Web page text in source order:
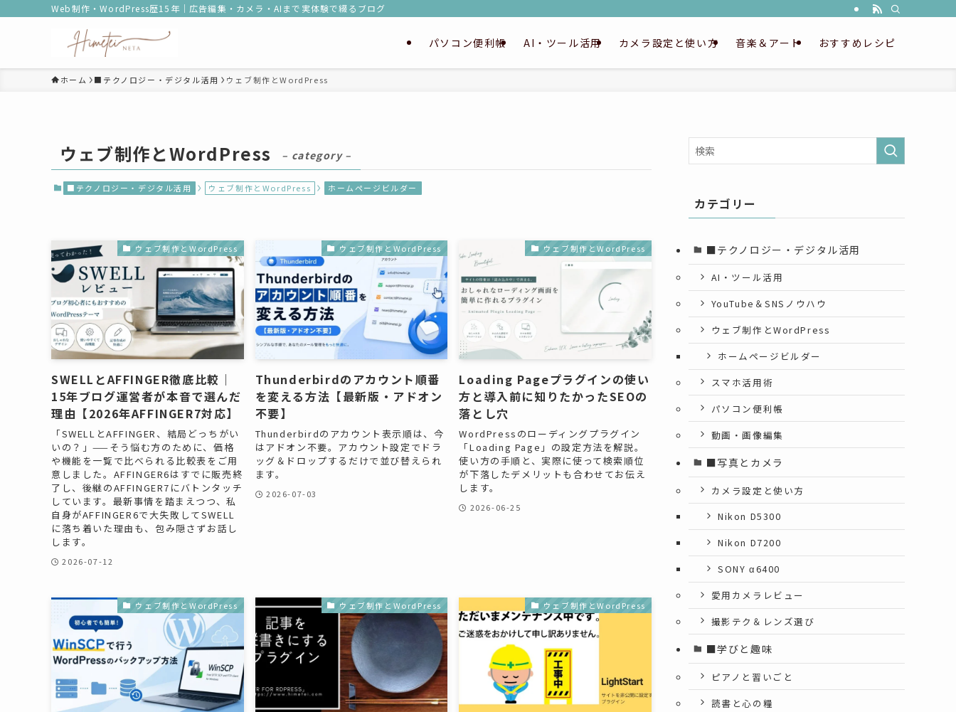
Web制作・WordPress歴15年｜広告編集・カメラ・AIまで実体験で綴るブログ
パソコン便利帳 AI・ツール活用 カメラ設定と使い方 音楽＆アート おすすめレシピ
ホーム ■テクノロジー・デジタル活用 ウェブ制作とWordPress
ウェブ制作とWordPress – category –
■テクノロジー・デジタル活用 ウェブ制作とWordPress ホームページビルダー
ウェブ制作とWordPress
SWELLとAFFINGER徹底比較｜
15年ブログ運営者が本音で選んだ
理由【2026年AFFINGER7対応】
「SWELLとAFFINGER、結局どっちがい
いの？」——そう悩む方のために、価格
や機能を一覧で比べられる比較表をご用
意しました。AFFINGER6はすでに販売終
了し、後継のAFFINGER7にバトンタッチ
しています。最新事情を踏まえつつ、私
自身がAFFINGER6で大失敗してSWELL
に落ち着いた理由も、包み隠さずお話し
します。
2026-07-12
ウェブ制作とWordPress
Thunderbirdのアカウント順番
を変える方法【最新版・アドオン
不要】
Thunderbirdのアカウント表示順は、今
はアドオン不要。アカウント設定でドラ
ッグ＆ドロップするだけで並び替えられ
ます。
2026-07-03
ウェブ制作とWordPress
Loading Pageプラグインの使い
方と導入前に知りたかったSEOの
落とし穴
WordPressのローディングプラグイン
「Loading Page」の設定方法を解説。
使い方の手順と、実際に使って検索順位
が下落したデメリットも合わせてお伝え
します。
2026-06-25
ウェブ制作とWordPress ウェブ制作とWordPress ウェブ制作とWordPress
カテゴリー
■テクノロジー・デジタル活用
AI・ツール活用
YouTube＆SNSノウハウ
ウェブ制作とWordPress
ホームページビルダー
スマホ活用術
パソコン便利帳
動画・画像編集
■写真とカメラ
カメラ設定と使い方
Nikon D5300
Nikon D7200
SONY α6400
愛用カメラレビュー
撮影テク＆レンズ選び
■学びと趣味
ピアノと習いごと
読書と心の糧